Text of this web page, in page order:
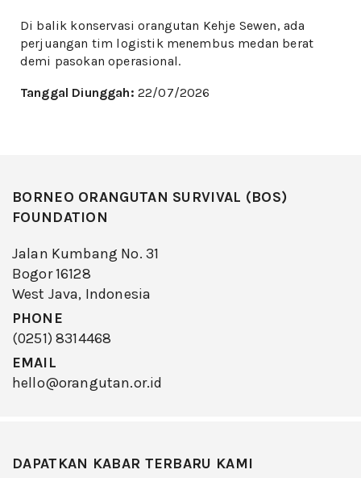
Di balik konservasi orangutan Kehje Sewen, ada
perjuangan tim logistik menembus medan berat
demi pasokan operasional.
Tanggal Diunggah: 22/07/2026
BORNEO ORANGUTAN SURVIVAL (BOS)
FOUNDATION
Jalan Kumbang No. 31
Bogor 16128
West Java, Indonesia
PHONE
(0251) 8314468
EMAIL
hello@orangutan.or.id
DAPATKAN KABAR TERBARU KAMI